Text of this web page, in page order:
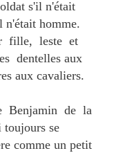
s'il n'était
n'était homme.
fille, leste et
dentelles aux
aux cavaliers.
de la
se
comme un petit